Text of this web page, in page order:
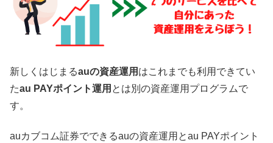
新しくはじまるauの資産運用 はこれまでも利用できてい
たau PAYポイント運用 とは別の資産運用プログラムで
す。
auカブコム証券でできるauの資産運用とau PAYポイント